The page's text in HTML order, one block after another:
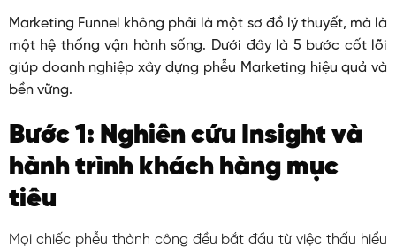
Marketing Funnel không phải là một sơ đồ lý thuyết, mà là
một hệ thống vận hành sống. Dưới đây là 5 bước cốt lõi
giúp doanh nghiệp xây dựng phễu Marketing hiệu quả và
bền vững.
Bước 1: Nghiên cứu Insight và
hành trình khách hàng mục
tiêu
Mọi chiếc phễu thành công đều bắt đầu từ việc thấu hiểu